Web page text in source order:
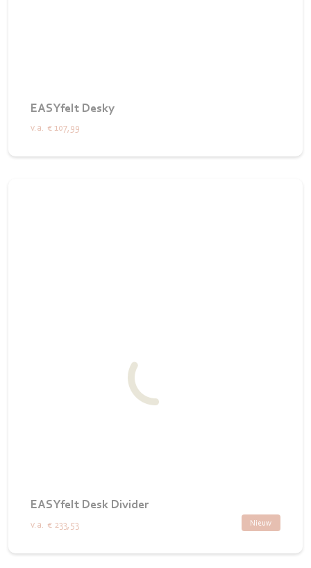
EASYfelt Desky
v.a. € 107,99
EASYfelt Desk Divider
Nieuw
v.a. € 233,53